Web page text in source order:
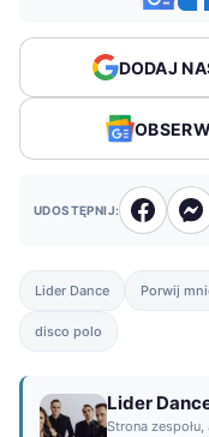
DODAJ
UDOSTĘPNIJ:
Lider Dance Porwij
disco polo
Lider
Strona